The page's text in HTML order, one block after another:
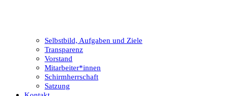
Selbstbild, Aufgaben und Ziele
Transparenz
Vorstand
Mitarbeiter*innen
Schirmherrschaft
Satzung